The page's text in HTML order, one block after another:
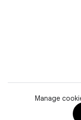
Manage